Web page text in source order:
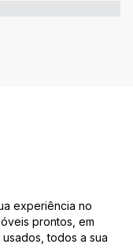
experiência no
prontos, em
todos a sua